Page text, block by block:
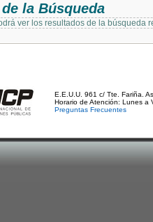
la Búsqueda
ver los resultados de la búsqueda
E.E.U.U. 961 c/ Tte. Fariña.
Horario de Atención: Lunes a
Preguntas Frecuentes